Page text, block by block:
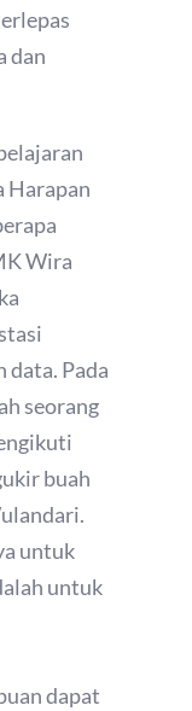
dan
Harapan
Wira
Pada
seorang
buah
untuk
untuk
dapat